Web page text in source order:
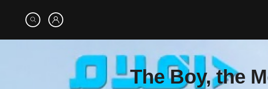
The Boy, the